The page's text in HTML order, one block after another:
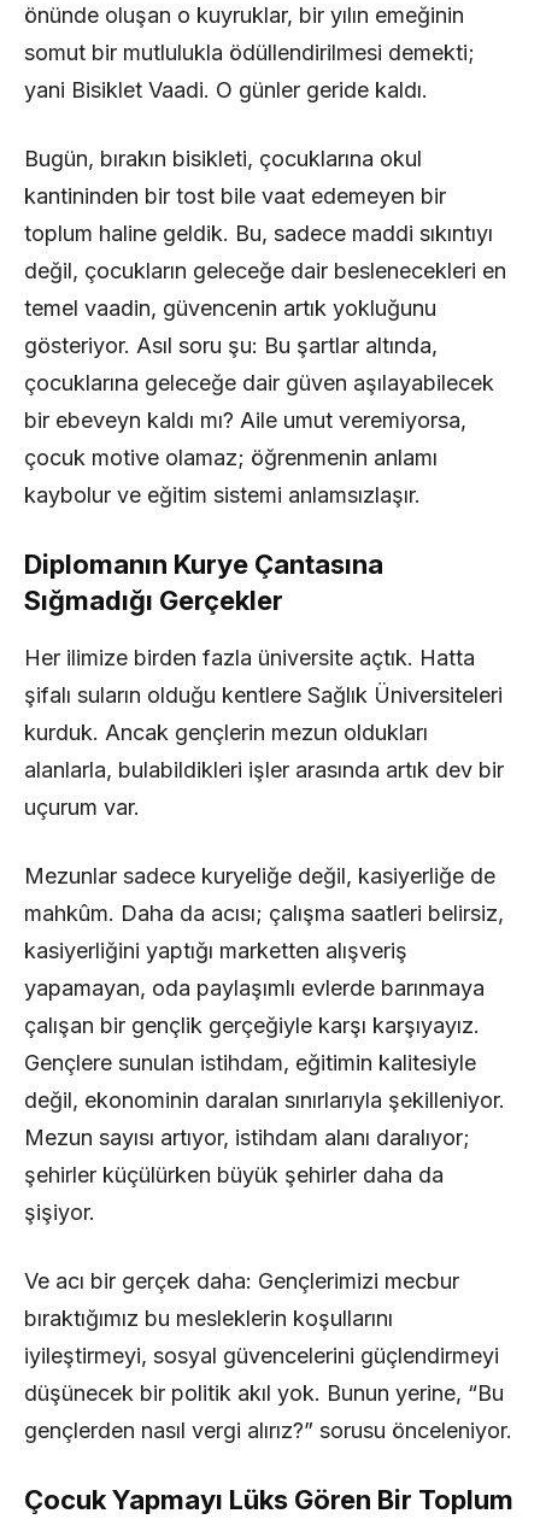
önünde oluşan o kuyruklar, bir yılın emeğinin
somut bir mutlulukla ödüllendirilmesi demekti;
yani Bisiklet Vaadi. O günler geride kaldı.
Bugün, bırakın bisikleti, çocuklarına okul
kantininden bir tost bile vaat edemeyen bir
toplum haline geldik. Bu, sadece maddi sıkıntıyı
değil, çocukların geleceğe dair beslenecekleri en
temel vaadin, güvencenin artık yokluğunu
gösteriyor. Asıl soru şu: Bu şartlar altında,
çocuklarına geleceğe dair güven aşılayabilecek
bir ebeveyn kaldı mı? Aile umut veremiyorsa,
çocuk motive olamaz; öğrenmenin anlamı
kaybolur ve eğitim sistemi anlamsızlaşır.
Diplomanın Kurye Çantasına
Sığmadığı Gerçekler
Her ilimize birden fazla üniversite açtık. Hatta
şifalı suların olduğu kentlere Sağlık Üniversiteleri
kurduk. Ancak gençlerin mezun oldukları
alanlarla, bulabildikleri işler arasında artık dev bir
uçurum var.
Mezunlar sadece kuryeliğe değil, kasiyerliğe de
mahkûm. Daha da acısı; çalışma saatleri belirsiz,
kasiyerliğini yaptığı marketten alışveriş
yapamayan, oda paylaşımlı evlerde barınmaya
çalışan bir gençlik gerçeğiyle karşı karşıyayız.
Gençlere sunulan istihdam, eğitimin kalitesiyle
değil, ekonominin daralan sınırlarıyla şekilleniyor.
Mezun sayısı artıyor, istihdam alanı daralıyor;
şehirler küçülürken büyük şehirler daha da
şişiyor.
Ve acı bir gerçek daha: Gençlerimizi mecbur
bıraktığımız bu mesleklerin koşullarını
iyileştirmeyi, sosyal güvencelerini güçlendirmeyi
düşünecek bir politik akıl yok. Bunun yerine, “Bu
gençlerden nasıl vergi alırız?” sorusu önceleniyor.
Çocuk Yapmayı Lüks Gören Bir Toplum